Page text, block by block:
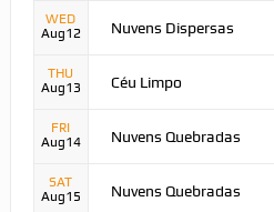
WED
Aug12
Nuvens Dispersas
THU
Aug13
Céu Limpo
FRI
Aug14
Nuvens Quebradas
SAT
Aug15
Nuvens Quebradas